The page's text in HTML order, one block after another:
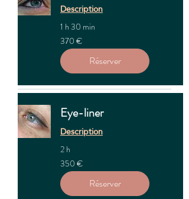
Description
1 h 30 min
370
euros
370 €
Réserver
Eye-liner
Description
2 h
350
euros
350 €
Réserver